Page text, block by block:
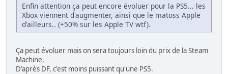
Enfin attention ça peut encore évoluer pour la PS5... les
Xbox viennent d'augmenter, ainsi que le matoss Apple
d'ailleurs.. (+50% sur les Apple TV wtf).
Ça peut évoluer mais on sera toujours loin du prix de la Steam
Machine.
D'après DF, c'est moins puissant qu'une PS5.